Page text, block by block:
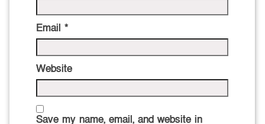
Email *
Website
Save my name, email, and website in